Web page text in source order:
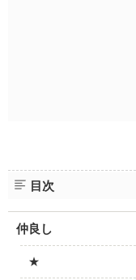
目次
仲良し
★